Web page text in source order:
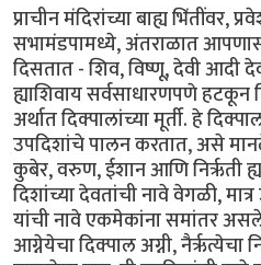
प्राचीन मंदिरांच्या बाह्य भिंतींवर,
सभामंडपामध्ये, अंतराळात
दिसतात - शिव, विष्णू, देवी आदी
ह्याशिवाय सर्वसाधारणपणे हटकून
अर्थात दिक्पालांच्या मूर्ती. हे
उपदिशांचे पालन करतात, असे
कुबेर, वरुण, ईशान आणि निर्ऋती
दिशांच्या देवतांची नावे वेगळी,
यांची नावे एकमेकांना समांतर
आग्नेयेचा दिक्पाल अग्नी, नैर्ऋत्येचा